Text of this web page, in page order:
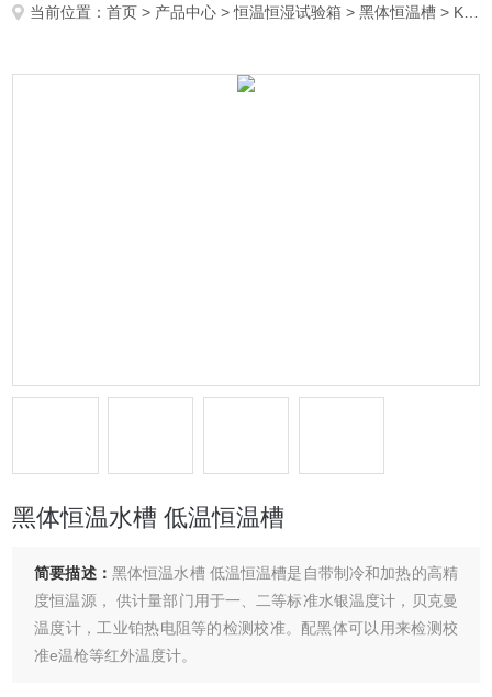
当前位置：首页 > 产品中心 >恒温恒湿试验箱 >黑体恒温槽 > KZ-1510黑体恒温水槽 低温恒温槽
黑体恒温水槽 低温恒温槽
简要描述： 黑体恒温水槽 低温恒温槽是自带制冷和加热的高精
度恒温源， 供计量部门用于一、二等标准水银温度计，贝克曼
温度计，工业铂热电阻等的检测校准。配黑体可以用来检测校
准e温枪等红外温度计。